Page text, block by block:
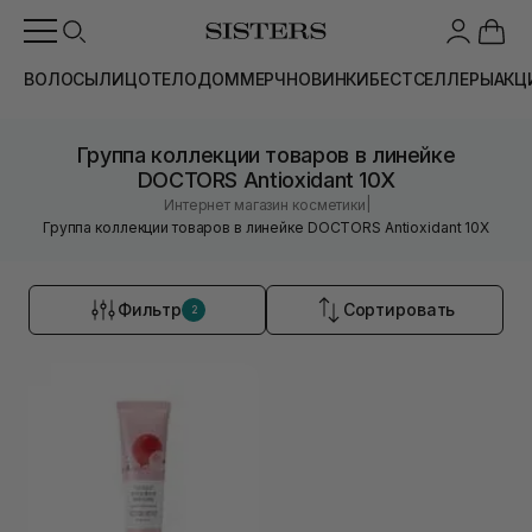
ВОЛОСЫЛИЦОТЕЛОДОММЕРЧНОВИНКИБЕСТСЕЛЛЕРЫ
Группа коллекции товаров в линейке
DOCTORS Antioxidant 10X
Интернет магазин косметики
Группа коллекции товаров в линейке DOCTORS Antioxidant 10X
Фильтр 2 Сортировать